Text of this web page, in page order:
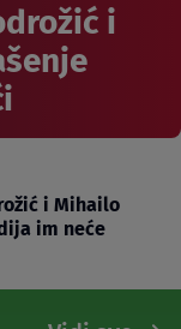
i
i Mihailo
im neće